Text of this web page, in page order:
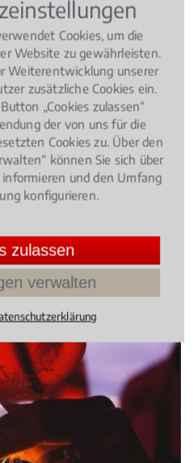
hat, die
nicht nur bei
sondern auch bei einer
entzogen werden.
4.029411764705882 /5(34
(Update 01.07.2026)
Diese Strafen
Cookies, um die
Website zu gewährleisten.
Weiterentwicklung unserer
zusätzliche Cookies ein.
„Cookies zulassen“
der von uns für die
Cookies zu. Über den
können Sie sich über
und den Umfang
konfigurieren.
zulassen
verwalten